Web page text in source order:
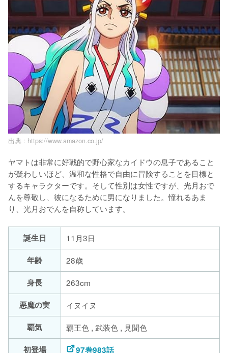
出典 : https://www.amazon.co.jp/
ヤマトは非常に好戦的で野心家なカイドウの息子であること
が疑わしいほど、温和な性格で自由に冒険することを目標と
するキャラクターです。そして性別は女性ですが、光月おで
んを尊敬し、彼になるために男になりました。憧れるあま
り、光月おでんを自称しています。
誕生日
11月3日
年齢
28歳
身長
263cm
悪魔の実
イヌイヌ
覇気
覇王色 , 武装色 , 見聞色
初登場
97巻983話